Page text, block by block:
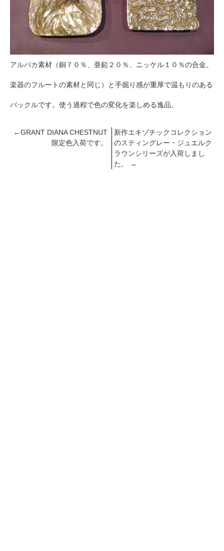
アルパカ素材（銅７０％、亜鉛２０％、ニッケル１０％の合金。
楽器のフルートの素材と同じ）と手掘り感が重厚で温もりのある
バックルです。使う過程で色の変化を楽しめる逸品。
←GRANT DIANA CHESTNUT
限定色入荷です。
新作エキゾチックコレクション
のスティングレー・ジュエルク
ラウンシリーズが入荷しまし
た。
→